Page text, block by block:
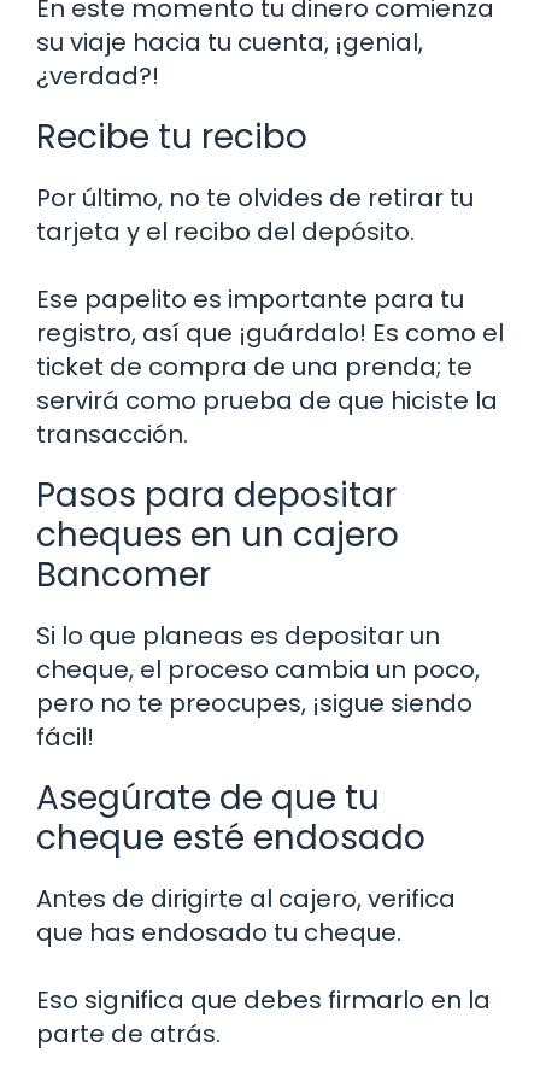
En este momento tu dinero comienza
su viaje hacia tu cuenta, ¡genial,
¿verdad?!
Recibe tu recibo
Por último, no te olvides de retirar tu
tarjeta y el recibo del depósito.
Ese papelito es importante para tu
registro, así que ¡guárdalo! Es como el
ticket de compra de una prenda; te
servirá como prueba de que hiciste la
transacción.
Pasos para depositar
cheques en un cajero
Bancomer
Si lo que planeas es depositar un
cheque, el proceso cambia un poco,
pero no te preocupes, ¡sigue siendo
fácil!
Asegúrate de que tu
cheque esté endosado
Antes de dirigirte al cajero, verifica
que has endosado tu cheque.
Eso significa que debes firmarlo en la
parte de atrás.